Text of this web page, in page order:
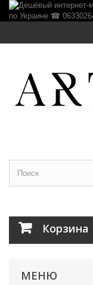
Корзина
МЕНЮ